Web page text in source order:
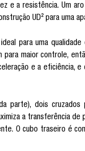
e a resistência. Um
UD² para uma
para uma
maior controle,
e a eficiência,
dois cruzados
a transferência
O cubo traseiro é